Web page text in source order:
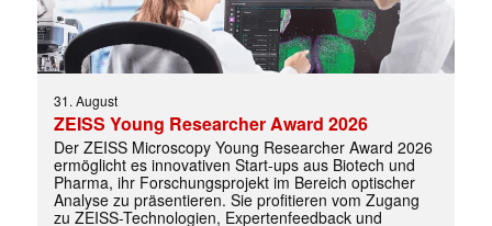
31. August
ZEISS Young Researcher Award 2026
Der ZEISS Microscopy Young Researcher Award 2026
ermöglicht es innovativen Start-ups aus Biotech und
Pharma, ihr Forschungsprojekt im Bereich optischer
Analyse zu präsentieren. Sie profitieren vom Zugang
zu ZEISS-Technologien, Expertenfeedback und